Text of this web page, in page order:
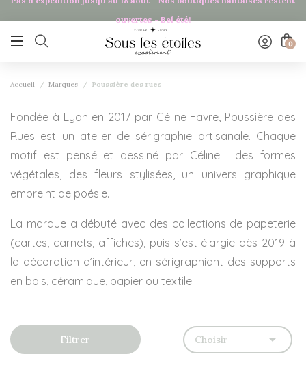
Panneau de gestion des cookies
ouvertes - Bel été!
 0
Accueil Marques Poussière des rues
Fondée à Lyon en 2017 par Céline Favre, Poussière des
Rues est un atelier de sérigraphie artisanale. Chaque
motif est pensé et dessiné par Céline : des formes
végétales, des fleurs stylisées, un univers graphique
empreint de poésie.
La marque a débuté avec des collections de papeterie
(cartes, carnets, affiches), puis s’est élargie dès 2019 à
la décoration d’intérieur, en sérigraphiant des supports
en bois, céramique, papier ou textile.
Choisir 
Filtrer